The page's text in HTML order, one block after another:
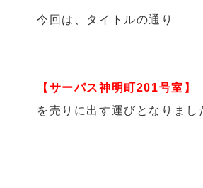
今回は、タイトルの通り
【サーパス神明町201号室】
を売りに出す運びとなりまし